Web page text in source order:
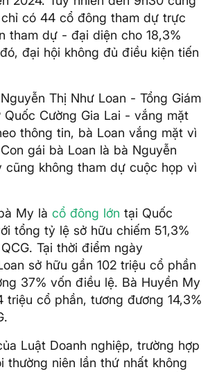
có 44 cổ đông tham dự trực
tham dự - đại diện cho 18,3%
đại hội không đủ điều kiện tiến
Thị Như Loan - Tổng Giám
Cường Gia Lai - vắng mặt
thông tin, bà Loan vắng mặt vì
gái bà Loan là bà Nguyễn
cũng không tham dự cuộc họp vì
My là cổ đông lớn tại Quốc
tổng tỷ lệ sở hữu chiếm 51,3%
Tại thời điểm ngày
sở hữu gần 102 triệu cổ phần
37% vốn điều lệ. Bà Huyền My
triệu cổ phần, tương đương 14,3%
Luật Doanh nghiệp, trường hợp
thường niên lần thứ nhất không